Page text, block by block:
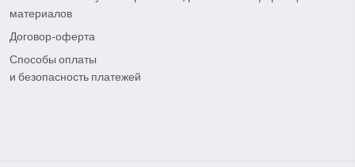
материалов
Договор-оферта
Способы оплаты
и безопасность платежей